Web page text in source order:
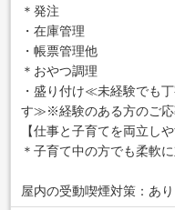
＊発注
・在庫管理
・帳票管理他
＊おやつ調理
・盛り付け≪未経験でも
す≫※経験のある方のご応
【仕事と子育てを両立しや
＊子育て中の方でも柔軟に
屋内の受動喫煙対策：あり